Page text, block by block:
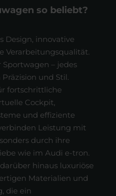
so beliebt?
Design, innovative
Verarbeitungsqualität.
Sportwagen – jedes
und Stil.
fortschrittliche
Cockpit,
und effiziente
Leistung mit
durch ihre
wie im Audi e-tron.
hinaus luxuriöse
Materialien und
die ein